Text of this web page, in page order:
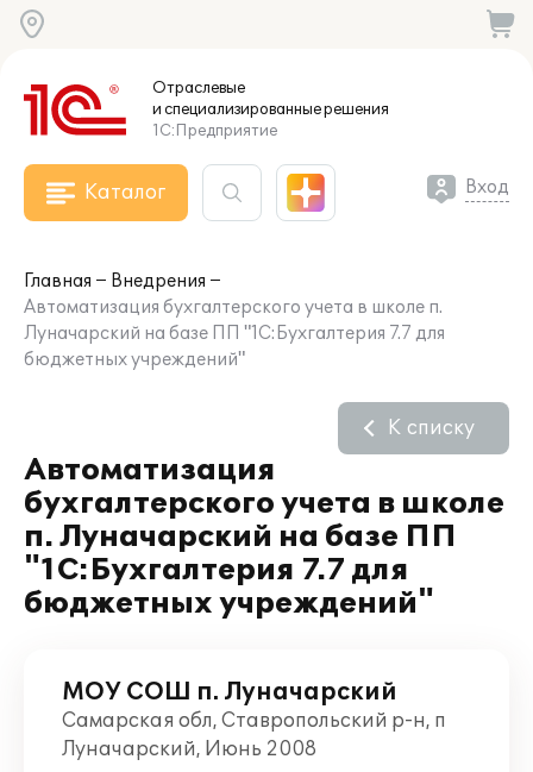
Отраслевые
и специализированныерешения
1С:Предприятие
Каталог Вход
Главная
Внедрения
Автоматизация бухгалтерского учета в школе п.
Луначарский на базе ПП "1С:Бухгалтерия 7.7 для
бюджетных учреждений"
Автоматизация
бухгалтерского учета в школе
п. Луначарский на базе ПП
"1С:Бухгалтерия 7.7 для
бюджетных учреждений"
К списку
МОУ СОШ п. Луначарский
Самарская обл, Ставропольский р-н, п
Луначарский, Июнь 2008